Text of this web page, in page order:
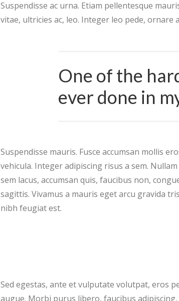
Suspendisse ac urna. Etiam pellentesque
vitae, ultricies ac, leo. Integer leo pede, ornare
One of the
ever done in
Suspendisse mauris. Fusce accumsan mollis
vehicula. Integer adipiscing risus a sem.
sem lacus, accumsan quis, faucibus non,
sagittis. Vivamus a mauris eget arcu gravida
nibh feugiat est.
Sed egestas, ante et vulputate volutpat, eros
augue. Morbi purus libero, faucibus adipiscing,